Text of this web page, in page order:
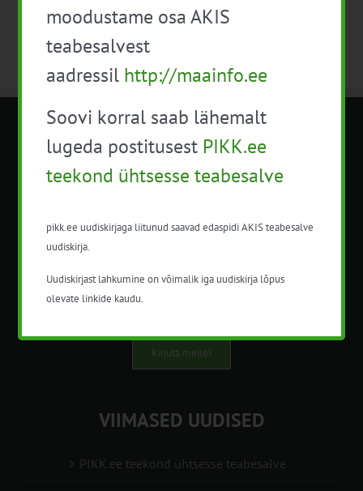
METK NÕUANDETEENISTUS
Nõuandeteenistuse nimetuse alt
nõustamisteenuseid.
info@pikk.ee
Kirjuta meile!
VIIMASED UUDISED
PIKK.ee teekond ühtsesse teabesalve
moodustame osa AKIS
teabesalvest
aadressil http://maainfo.ee
Soovi korral saab lähemalt
lugeda postitusest PIKK.ee
teekond ühtsesse teabesalve
pikk.ee uudiskirjaga liitunud saavad edaspidi AKIS teabesalve
uudiskirja.
Uudiskirjast lahkumine on võimalik iga uudiskirja lõpus
olevate linkide kaudu.